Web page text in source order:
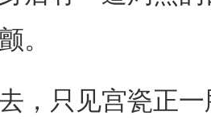
。
只见宫瓷正一